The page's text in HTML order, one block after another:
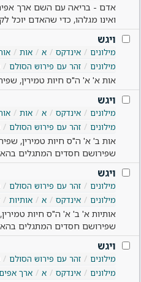
אדם - בריאה עם השם ארך
ואינו מגלהו, כדי שהאדם יוכל
ויגש
מילונים אינדקס א אות
מילונים
זהר עם פירוש הסולם
אות א' א' ה"ס חיות טמירין,
ויגש
מילונים אינדקס א אות
מילונים
זהר עם פירוש הסולם
אות ב' א' ה"ס חיות טמירין,
שפירושם חסדים המתגלים
ויגש
מילונים זהר עם פירוש הסולם
מילונים
אינדקס א אותיות
אותיות א' ב' א' ה"ס חיות
שפירושם חסדים המתגלים
ויגש
מילונים זהר עם פירוש הסולם
מילונים
אינדקס א ארך אפים